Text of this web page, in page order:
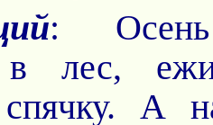
: Осень
в лес,
А